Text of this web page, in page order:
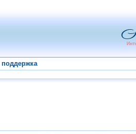
поддержка